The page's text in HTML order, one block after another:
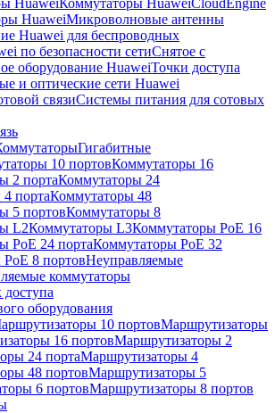
HuaweiМикроволновые антенны
Huawei для беспроводных
по безопасности сетиСнятое с
оборудование HuaweiТочки доступа
и оптические сети Huawei
связиСистемы питания для сотовых
Гигабитные
10 портовКоммутаторы 16
2 портаКоммутаторы 24
портаКоммутаторы 48
5 портовКоммутаторы 8
L2Коммутаторы L3Коммутаторы PoE 16
PoE 24 портаКоммутаторы PoE 32
8 портовНеуправляемые
коммутаторы
оборудования
10 портовМаршрутизаторы
16 портовМаршрутизаторы 2
24 портаМаршрутизаторы 4
48 портовМаршрутизаторы 5
6 портовМаршрутизаторы 8 портов